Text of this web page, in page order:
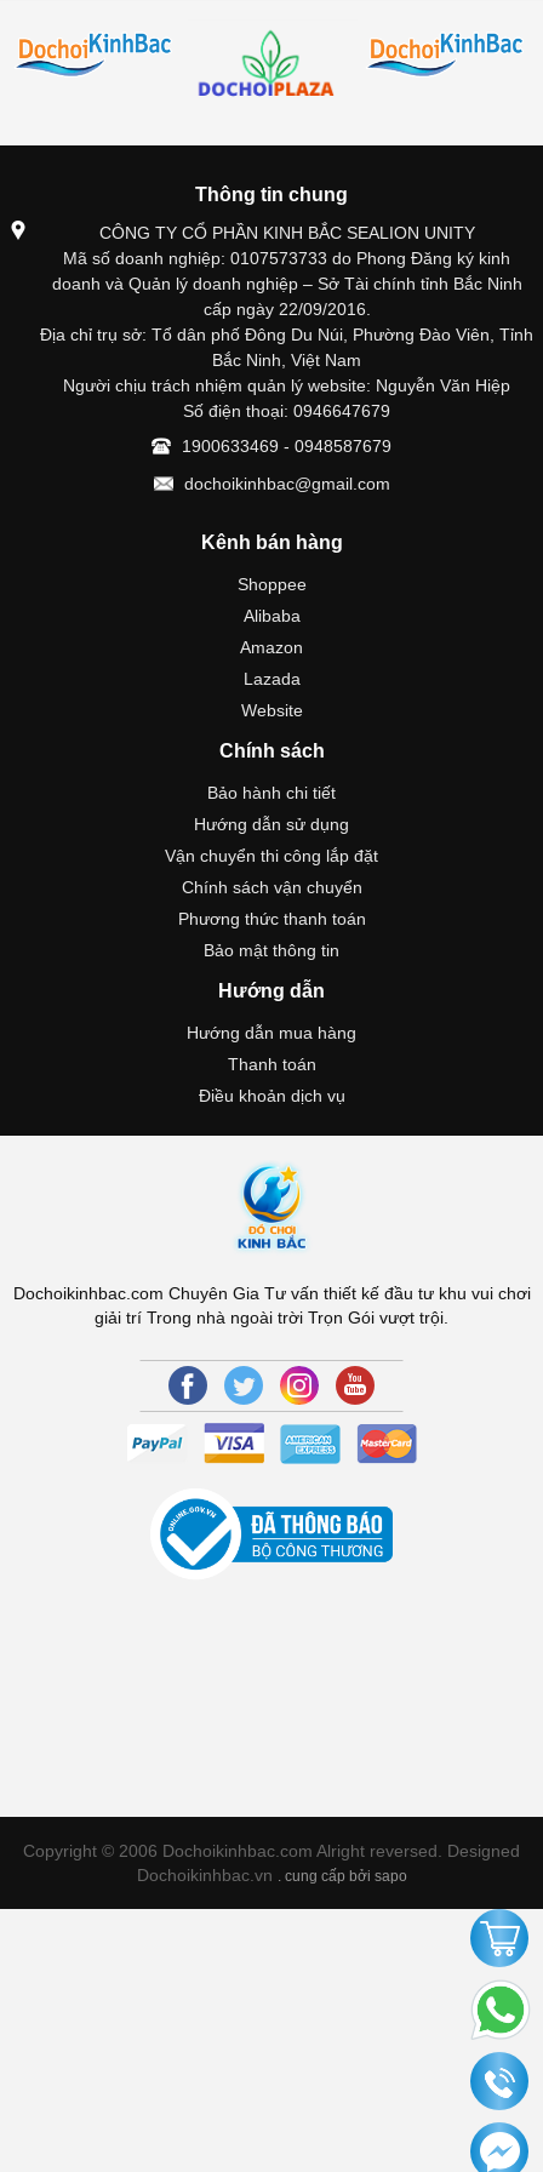
Thông tin chung
CÔNG TY CỔ PHẦN KINH BẮC SEALION UNITY
Mã số doanh nghiệp: 0107573733 do Phong Đăng ký kinh
doanh và Quản lý doanh nghiệp – Sở Tài chính tỉnh Bắc Ninh
cấp ngày 22/09/2016.
Địa chỉ trụ sở: Tổ dân phố Đông Du Núi, Phường Đào Viên, Tỉnh
Bắc Ninh, Việt Nam
Người chịu trách nhiệm quản lý website: Nguyễn Văn Hiệp
Số điện thoại: 0946647679
1900633469 - 0948587679
dochoikinhbac@gmail.com
Kênh bán hàng
Shoppee
Alibaba
Amazon
Lazada
Website
Chính sách
Bảo hành chi tiết
Hướng dẫn sử dụng
Vận chuyển thi công lắp đặt
Chính sách vận chuyển
Phương thức thanh toán
Bảo mật thông tin
Hướng dẫn
Hướng dẫn mua hàng
Thanh toán
Điều khoản dịch vụ
Dochoikinhbac.com Chuyên Gia Tư vấn thiết kế đầu tư khu vui chơi
giải trí Trong nhà ngoài trời Trọn Gói vượt trội.
Copyright © 2006 Dochoikinhbac.com Alright reversed. Designed
Dochoikinhbac.vn
cung cấp bởi sapo